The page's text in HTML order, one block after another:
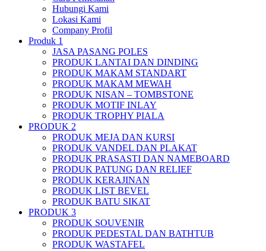
Hubungi Kami
Lokasi Kami
Company Profil
Produk 1
JASA PASANG POLES
PRODUK LANTAI DAN DINDING
PRODUK MAKAM STANDART
PRODUK MAKAM MEWAH
PRODUK NISAN – TOMBSTONE
PRODUK MOTIF INLAY
PRODUK TROPHY PIALA
PRODUK 2
PRODUK MEJA DAN KURSI
PRODUK VANDEL DAN PLAKAT
PRODUK PRASASTI DAN NAMEBOARD
PRODUK PATUNG DAN RELIEF
PRODUK KERAJINAN
PRODUK LIST BEVEL
PRODUK BATU SIKAT
PRODUK 3
PRODUK SOUVENIR
PRODUK PEDESTAL DAN BATHTUB
PRODUK WASTAFEL